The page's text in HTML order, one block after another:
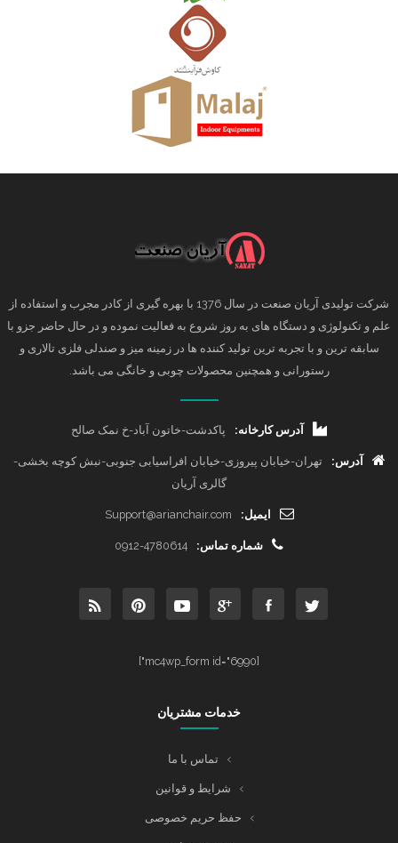
شرکت تولیدی آریان صنعت در سال 1376 با بهره گیری از کادر مجرب و استفاده از
علم و تکنولوژی و دستگاه های به روز شروع به فعالیت نموده و در حال حاضر جزو با
سابقه ترین و با تجربه ترین تولید کننده ها در زمینه میز و صندلی فلزی تالاری و
رستورانی و همچنین محصولات چوبی و خانگی می باشد.
آدرس کارخانه: پاکدشت-خاتون آباد-خ نمک صالح
آدرس:
تهران-خیابان پیروزی-خیابان افراسیابی جنوبی-نبش کوچه بخشی-
گالری آریان
ایمیل: Support@arianchair.com
شماره تماس: 0912-4780614
[mc4wp_form id="6990"]
خدمات مشتریان
تماس با ما
شرایط و قوانین
حفظ حریم خصوصی